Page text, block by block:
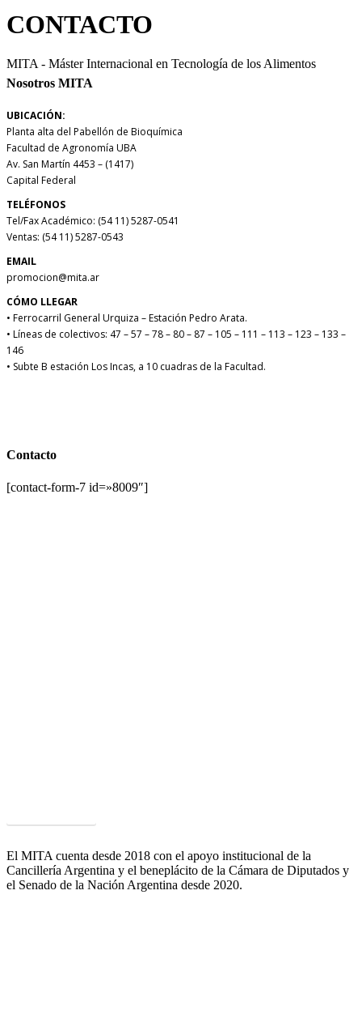
CONTACTO
MITA - Máster Internacional en Tecnología de los Alimentos
Nosotros MITA
UBICACIÓN:
Planta alta del Pabellón de Bioquímica
Facultad de Agronomía UBA
Av. San Martín 4453 – (1417)
Capital Federal
TELÉFONOS
Tel/Fax Académico: (54 11) 5287-0541
Ventas: (54 11) 5287-0543
EMAIL
promocion@mita.ar
CÓMO LLEGAR
• Ferrocarril General Urquiza – Estación Pedro Arata.
• Líneas de colectivos: 47 – 57 – 78 – 80 – 87 – 105 – 111 – 113 – 123 – 133 –
146
• Subte B estación Los Incas, a 10 cuadras de la Facultad.
Contacto
[contact-form-7 id=»8009″]
El MITA cuenta desde 2018 con el apoyo institucional de la
Cancillería Argentina y el beneplácito de la Cámara de Diputados y
el Senado de la Nación Argentina desde 2020.